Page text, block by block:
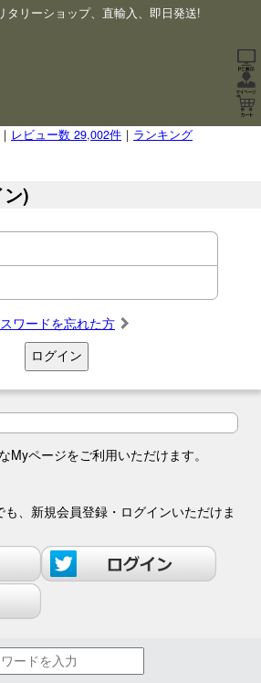
タリーショップ、直輸入、即日発送!
レビュー数 29,002件 ｜ ランキング
)
ワードを忘れた方
Myページをご利用いただけます。
、新規会員登録・ログインいただけま